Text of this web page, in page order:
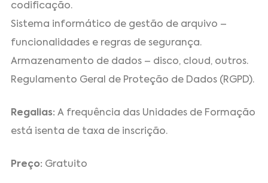
codificação.
Sistema informático de gestão de arquivo –
funcionalidades e regras de segurança.
Armazenamento de dados – disco, cloud, outros.
Regulamento Geral de Proteção de Dados (RGPD).
Regalias: A frequência das Unidades de Formação
está isenta de taxa de inscrição.
Preço: Gratuito